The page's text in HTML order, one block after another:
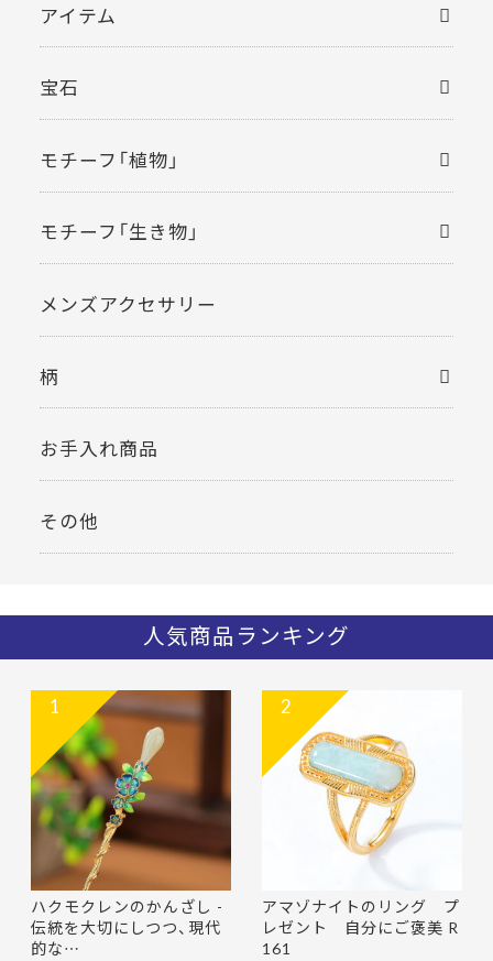
アイテム
宝石
モチーフ「植物」
モチーフ「生き物」
メンズアクセサリー
柄
お手入れ商品
その他
人気商品ランキング
ハクモクレンのかんざし -
伝統を大切にしつつ、現代
的な…
1
アマゾナイトのリング プ
レゼント 自分にご褒美 R
161
2